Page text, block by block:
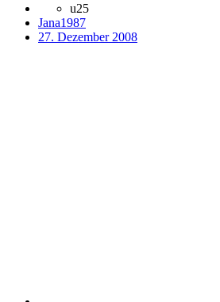
u25
Jana1987
27. Dezember 2008